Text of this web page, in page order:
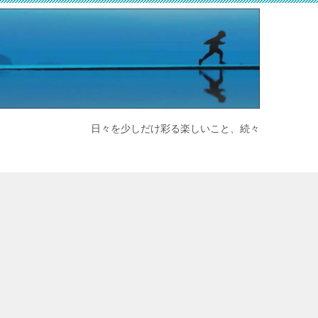
日々を少しだけ彩る楽しいこと、続々